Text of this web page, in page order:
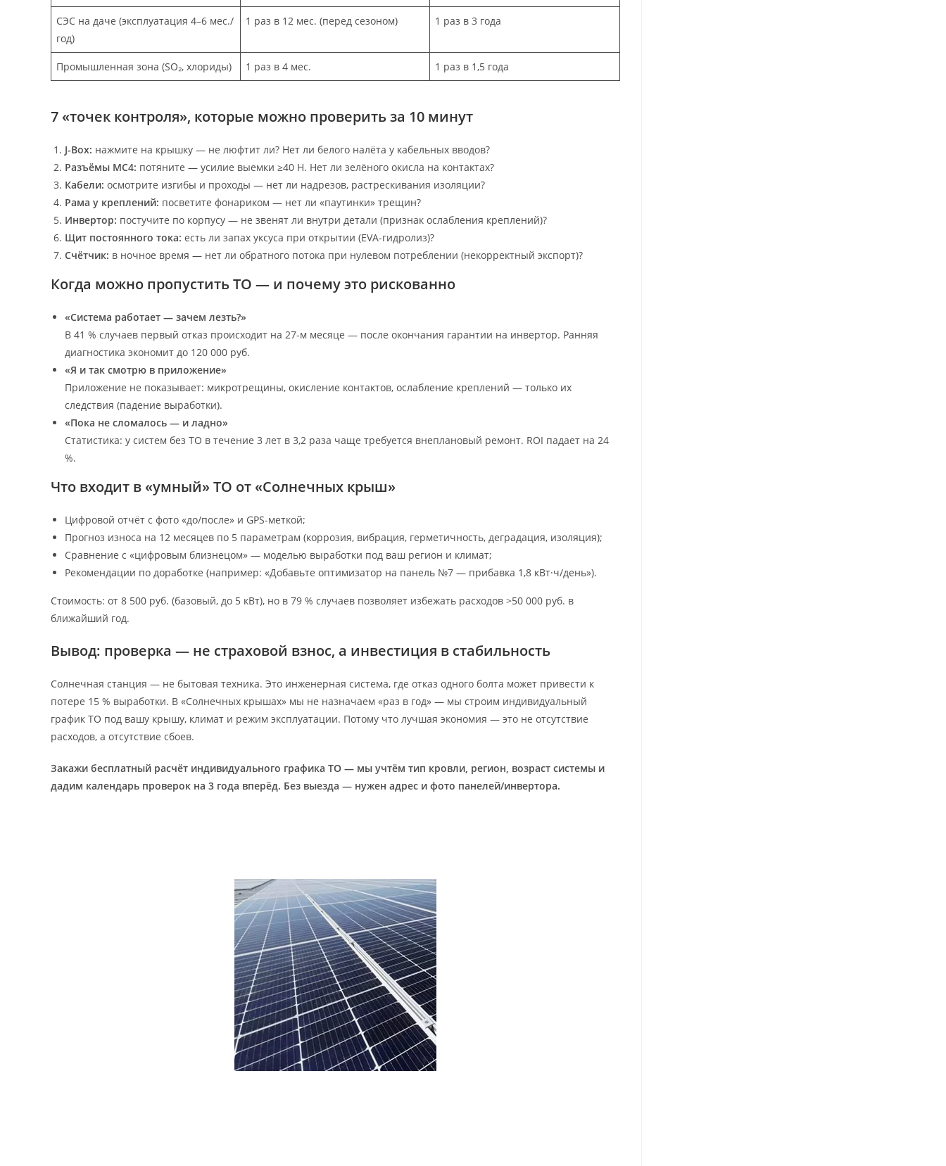
СЭС на даче (эксплуатация 4–6 мес./
год)
1 раз в 12 мес. (перед сезоном) 1 раз в 3 года
Промышленная зона (SO₂, хлориды) 1 раз в 4 мес. 1 раз в 1,5 года
7 «точек контроля», которые можно проверить за 10 минут
J-Box: нажмите на крышку — не люфтит ли? Нет ли белого налёта у кабельных вводов?
Разъёмы MC4: потяните — усилие выемки ≥40 Н. Нет ли зелёного окисла на контактах?
Кабели: осмотрите изгибы и проходы — нет ли надрезов, растрескивания изоляции?
Рама у креплений: посветите фонариком — нет ли «паутинки» трещин?
Инвертор: постучите по корпусу — не звенят ли внутри детали (признак ослабления креплений)?
Щит постоянного тока: есть ли запах уксуса при открытии (EVA-гидролиз)?
Счётчик: в ночное время — нет ли обратного потока при нулевом потреблении (некорректный экспорт)?
Когда можно пропустить ТО — и почему это рискованно
«Система работает — зачем лезть?»
В 41 % случаев первый отказ происходит на 27-м месяце — после окончания гарантии на инвертор. Ранняя
диагностика экономит до 120 000 руб.
«Я и так смотрю в приложение»
Приложение не показывает: микротрещины, окисление контактов, ослабление креплений — только их
следствия (падение выработки).
«Пока не сломалось — и ладно»
Статистика: у систем без ТО в течение 3 лет в 3,2 раза чаще требуется внеплановый ремонт. ROI падает на 24
%.
Что входит в «умный» ТО от «Солнечных крыш»
Цифровой отчёт с фото «до/после» и GPS-меткой;
Прогноз износа на 12 месяцев по 5 параметрам (коррозия, вибрация, герметичность, деградация, изоляция);
Сравнение с «цифровым близнецом» — моделью выработки под ваш регион и климат;
Рекомендации по доработке (например: «Добавьте оптимизатор на панель №7 — прибавка 1,8 кВт·ч/день»).
Стоимость: от 8 500 руб. (базовый, до 5 кВт), но в 79 % случаев позволяет избежать расходов >50 000 руб. в
ближайший год.
Вывод: проверка — не страховой взнос, а инвестиция в стабильность
Солнечная станция — не бытовая техника. Это инженерная система, где отказ одного болта может привести к
потере 15 % выработки. В «Солнечных крышах» мы не назначаем «раз в год» — мы строим индивидуальный
график ТО под вашу крышу, климат и режим эксплуатации. Потому что лучшая экономия — это не отсутствие
расходов, а отсутствие сбоев.
Закажи бесплатный расчёт индивидуального графика ТО — мы учтём тип кровли, регион, возраст системы и
дадим календарь проверок на 3 года вперёд. Без выезда — нужен адрес и фото панелей/инвертора.